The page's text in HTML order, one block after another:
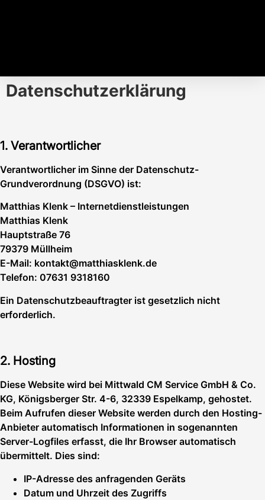
Datenschutzerklärung
1. Verantwortlicher
Verantwortlicher im Sinne der Datenschutz-
Grundverordnung (DSGVO) ist:
Matthias Klenk – Internetdienstleistungen
Matthias Klenk
Hauptstraße 76
79379 Müllheim
E-Mail: kontakt@matthiasklenk.de
Telefon: 07631 9318160
Ein Datenschutzbeauftragter ist gesetzlich nicht
erforderlich.
2. Hosting
Diese Website wird bei Mittwald CM Service GmbH & Co.
KG, Königsberger Str. 4-6, 32339 Espelkamp, gehostet.
Beim Aufrufen dieser Website werden durch den Hosting-
Anbieter automatisch Informationen in sogenannten
Server-Logfiles erfasst, die Ihr Browser automatisch
übermittelt. Dies sind:
IP-Adresse des anfragenden Geräts
Datum und Uhrzeit des Zugriffs